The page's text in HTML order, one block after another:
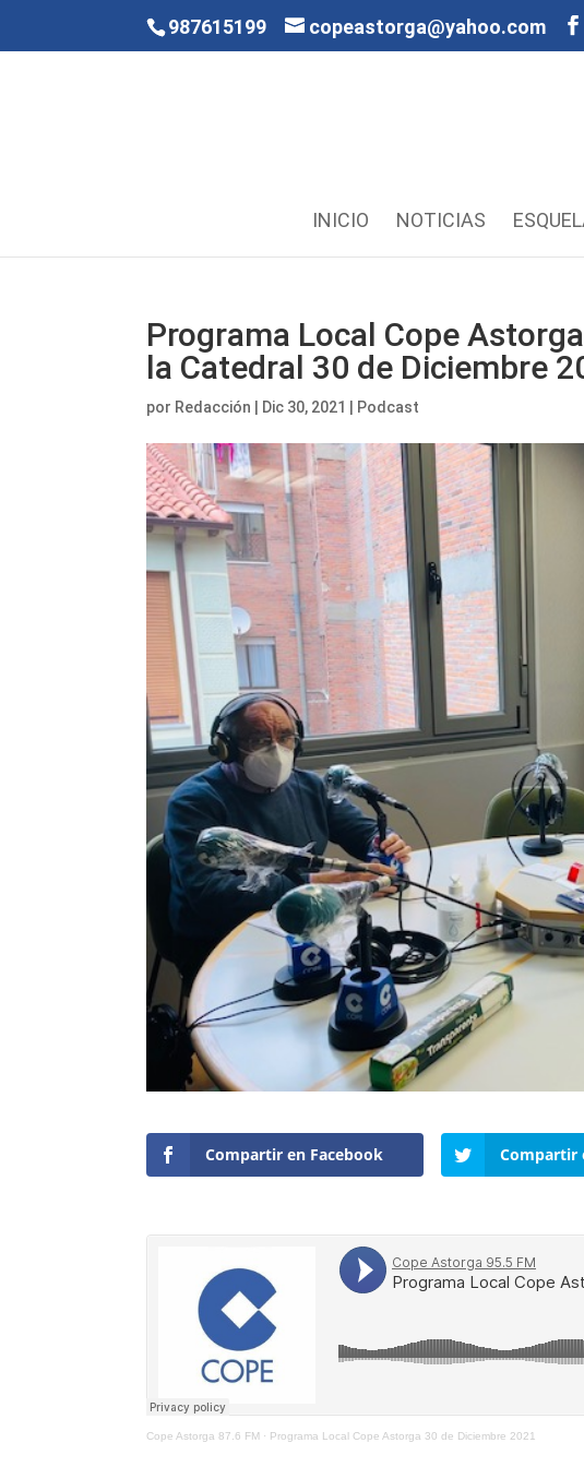
987615199 copeastorga@yahoo.com
INICIO NOTICIAS
Programa Local Cope
la Catedral 30 de Diciembre
por Redacción Dic 30, 2021 Podcast
Compartir en Facebook Compartir
Cope Astorga 87.6 FM · Programa Local Cope Astorga 30 de Diciembre 2021